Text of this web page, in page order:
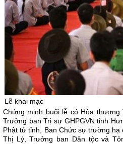
Lễ khai mạc
Chứng minh buổi lễ có Hòa
Trưởng ban Trị sự GHPGVN tỉnh
Phật tử tỉnh, Ban Chức sự trường
Thị Lý, Trưởng ban Dân tộc và